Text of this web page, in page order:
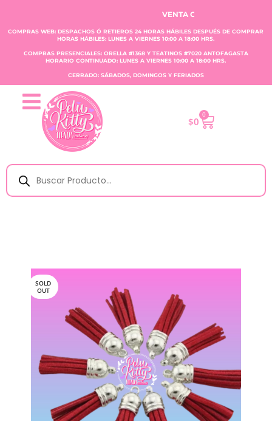
VENTA CLAUDIA TOBAR E.I.R.L.
COMPRAS WEB: DESPACHOS Ó RETIEROS 24 HORAS HÁBILES DESPUÉS DE COMPRAR
HORAS HÁBILES: LUNES A VIERNES 10:00 A 18:00 HRS.
COMPRAS PRESENCIALES: ORELLA #1368 Y TEATINOS #7020 ANTOFAGASTA
HORARIO CONTINUADO: LUNES A VIERNES 10:00 A 18:00 HRS.
CERRADO: SÁBADOS, DOMINGOS Y FERIADOS
$0
0
SOLD
OUT